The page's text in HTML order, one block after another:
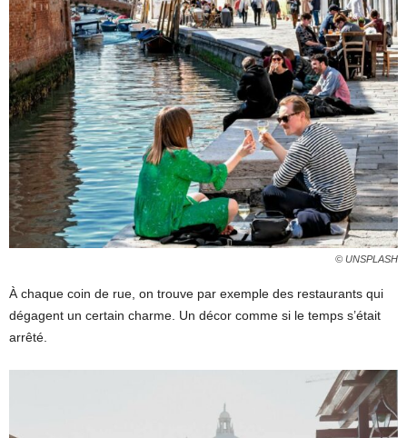
© UNSPLASH
À chaque coin de rue, on trouve par exemple des restaurants qui
dégagent un certain charme. Un décor comme si le temps s’était
arrêté.